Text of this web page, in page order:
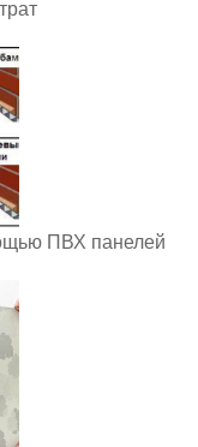
ПВХ панелей